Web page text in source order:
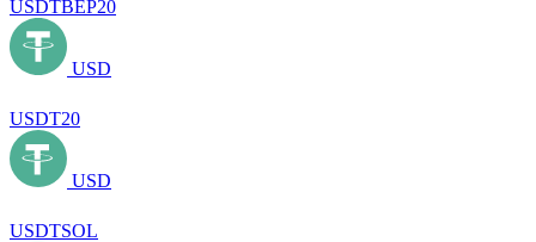
USDTBEP20
USD
USDT20
USD
USDTSOL